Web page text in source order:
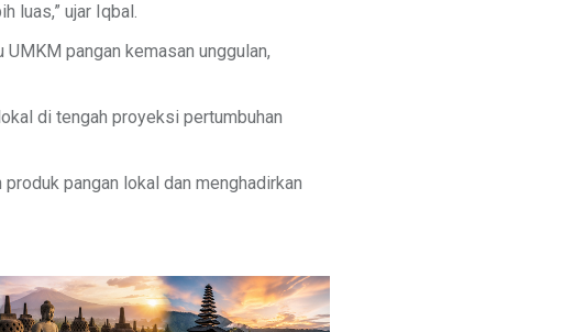
luas,” ujar Iqbal.
pangan kemasan unggulan,
di tengah proyeksi pertumbuhan
pangan lokal dan menghadirkan